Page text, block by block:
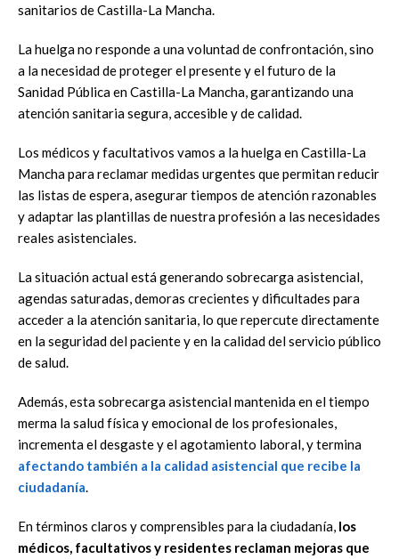
sanitarios de Castilla-La Mancha.
La huelga no responde a una voluntad de confrontación, sino
a la necesidad de proteger el presente y el futuro de la
Sanidad Pública en Castilla-La Mancha, garantizando una
atención sanitaria segura, accesible y de calidad.
Los médicos y facultativos vamos a la huelga en Castilla-La
Mancha para reclamar medidas urgentes que permitan reducir
las listas de espera, asegurar tiempos de atención razonables
y adaptar las plantillas de nuestra profesión a las necesidades
reales asistenciales.
La situación actual está generando sobrecarga asistencial,
agendas saturadas, demoras crecientes y dificultades para
acceder a la atención sanitaria, lo que repercute directamente
en la seguridad del paciente y en la calidad del servicio público
de salud.
Además, esta sobrecarga asistencial mantenida en el tiempo
merma la salud física y emocional de los profesionales,
incrementa el desgaste y el agotamiento laboral, y termina
afectando también a la calidad asistencial que recibe la
ciudadanía.
En términos claros y comprensibles para la ciudadanía, los
médicos, facultativos y residentes reclaman mejoras que